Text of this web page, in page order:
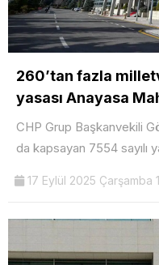
260’tan fazla
yasası Anayasa
CHP Grup Başkanvekili
da kapsayan 7554 sayılı
17 Eylül 2025 Çarşamba